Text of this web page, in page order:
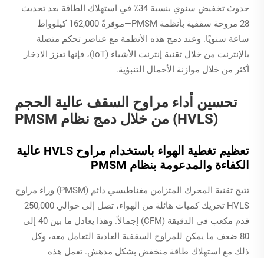
حدوث تخفيض سنوي بنسبة 34٪ في استهلاك الطاقة بعد تحديث
28 مروحة سقفية بأنظمة PMSM—موفرةً 162,000 كيلوواط
ساعة سنويًا. وعند دمج هذه الأنظمة مع عناصر تحكم متصلة
بالإنترنت من خلال تقنية إنترنت الأشياء (IoT)، فإنها تعزز الادخار
أكثر من خلال موازنة الأحمال التنبؤية.
تحسين أداء مراوح السقف عالية الحجم
(HVLS) من خلال دمج نظام PMSM
تعظيم تغطية الهواء باستخدام مراوح HVLS عالية
الكفاءة والمدعومة بنظام PMSM
تتيح تقنية المحرك المتزامن مغناطيسي دائم (PMSM) وراء مراوح
HVLS تحريك كميات هائلة من الهواء، تصل إلى حوالي 250,000
قدم مكعب في الدقيقة (CFM) إجمالاً. وهذا يعادل ما بين 40 إلى
80 ضعف ما يمكن للمراوح السقفية العادية التعامل معه، وكل
ذلك مع استهلاك طاقة منخفض بشكل مدهش. تعمل هذه